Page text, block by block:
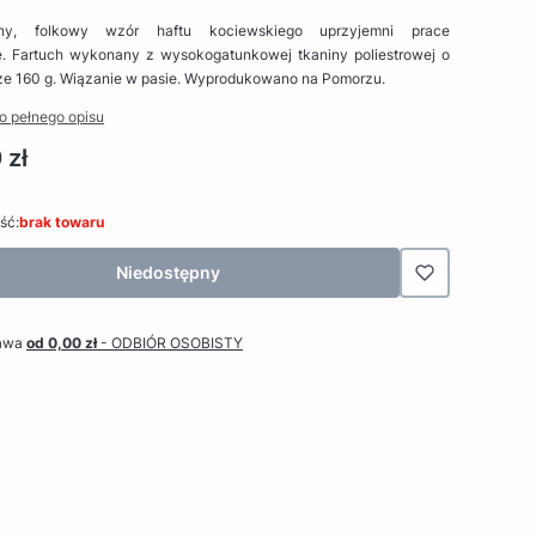
folkowy wzór haftu kociewskiego uprzyjemni prace
Fartuch wykonany z wysokogatunkowej tkaniny poliestrowej o
160 g. Wiązanie w pasie. Wyprodukowano na Pomorzu.
pełnego opisu
brak towaru
Niedostępny
od 0,00 zł- ODBIÓR OSOBISTY